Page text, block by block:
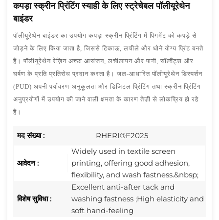
कपड़ा स्क्रीन प्रिंटिंग स्याही के लिए स्ट्रेचेबल पॉलीयूरेथेन
बाइंडर
पॉलीयूरेथेन बाइंडर का उपयोग कपड़ा स्क्रीन प्रिंटिंग में पिगमेंट को कपड़े से
जोड़ने के लिए किया जाता है, जिससे टिकाऊ, लचीले और धोने योग्य प्रिंट बनते
हैं। पॉलीयूरेथेन रेज़िन अच्छा आसंजन, लचीलापन और पानी, सॉल्वैंट्स और
घर्षण के प्रति प्रतिरोध प्रदान करता है। जल-आधारित पॉलीयूरेथेन डिस्पर्शन
(PUD) अपनी पर्यावरण-अनुकूलता और डिजिटल प्रिंटिंग तथा स्क्रीन प्रिंटिंग
अनुप्रयोगों में उपयोग की जाने वाली क्षमता के कारण तेज़ी से लोकप्रिय हो रहे
हैं।
मद संख्या : RHERI®F2025
आवेदन :
Widely used in textile screen
printing, offering good adhesion,
flexibility, and wash fastness.&nbsp;
विशेष सुविधा :
Excellent anti-after tack and
washing fastness ;High elasticity and
soft hand-feeling